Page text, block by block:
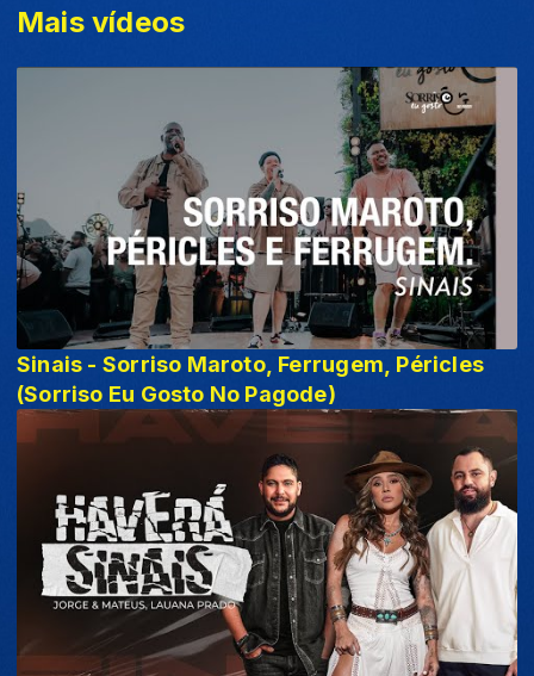
Mais vídeos
Sinais - Sorriso Maroto, Ferrugem, Péricles
(Sorriso Eu Gosto No Pagode)